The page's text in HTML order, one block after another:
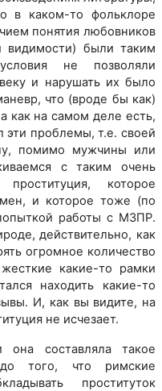
в каком-то фольклоре
понятия любовников
были таким
не позволяли
и нарушать их было
что (вроде бы как)
как на самом деле есть,
проблемы, т.е. своей
помимо мужчины или
с таким очень
которое
и которое тоже (по
работы с МЗПР.
действительно, как
огромное количество
какие-то рамки
находить какие-то
И, как вы видите, на
не исчезает.
составляла такое
того, что римские
проституток